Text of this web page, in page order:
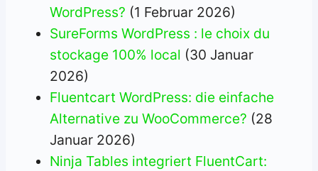
WordPress? (1 Februar 2026)
SureForms WordPress : le choix du
stockage 100% local (30 Januar
2026)
Fluentcart WordPress: die einfache
Alternative zu WooCommerce? (28
Januar 2026)
Ninja Tables integriert FluentCart: